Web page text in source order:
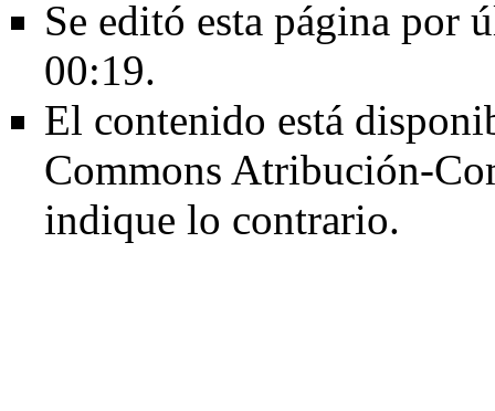
Se editó esta página por
00:19.
El contenido está
Commons Atribución-
indique lo contrario.